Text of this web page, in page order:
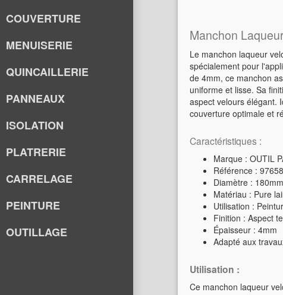
COUVERTURE
MENUISERIE
QUINCAILLERIE
PANNEAUX
ISOLATION
PLATRERIE
CARRELAGE
PEINTURE
OUTILLAGE
Manchon
Le manchon laqueur
spécialement pour
de 4mm, ce manchon
uniforme et lisse. Sa
aspect velours élégant.
couverture optimale et
Caractéristiques :
Marque : OUTIL
Référence :
Diamètre : 180mm
Matériau : Pure
Utilisation :
Finition : Aspect
Épaisseur : 4mm
Adapté aux
Utilisation :
Ce manchon laqueur